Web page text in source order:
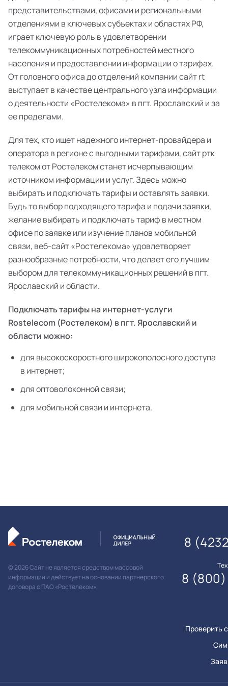
представительствами, офисами и региональными
отделениями в ключевых субъектах и областях РФ,
играет ключевую роль в удовлетворении
телекоммуникационных потребностей местного
населения и предоставлении информации о тарифах.
От головного офиса до отделений компании сайт rt
выступает в качестве центрального узла информации
о деятельности «Ростелекома» в пгт. Ярославский и за
ее пределами.
Для тех, кто ищет надежного интернет-провайдера и
оператора в регионе с выгодными тарифами, сайт ртк
телеком от Ростелеком станет исчерпывающим
источником информации и услуг. Здесь можно
выбирать и подключать тарифы и оставлять заявки.
Будь то выбор подходящего тарифа и подачи заявки,
желание выбирать и подключать тариф в местном
офисе по заявке или изучение планов мобильной
связи, веб-сайт «Ростелекома» удовлетворяет
разнообразные потребности, что делает его лучшим
выбором для телекоммуникационных решений в пгт.
Ярославский и области.
Подключать тарифы на интернет-услуги
Rostelecom (Ростелеком) в пгт. Ярославский и
области можно:
для высокоскоростного широкополосного доступа
в интернет;
для оптоволоконной связи;
для мобильной связи и интернета.
© 2026 Сайт не является средством массовой
информации и действует на основании партнерского
договора с ПАО «Ростелеком»
Проверить
8
8